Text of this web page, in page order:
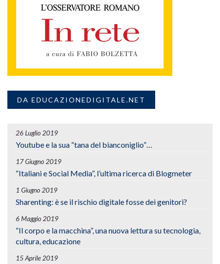
DA EDUCAZIONEDIGITALE.NET
26 Luglio 2019
Youtube e la sua “tana del bianconiglio”…
17 Giugno 2019
“Italiani e Social Media”, l’ultima ricerca di Blogmeter
1 Giugno 2019
Sharenting: è se il rischio digitale fosse dei genitori?
6 Maggio 2019
“Il corpo e la macchina”, una nuova lettura su tecnologia,
cultura, educazione
15 Aprile 2019